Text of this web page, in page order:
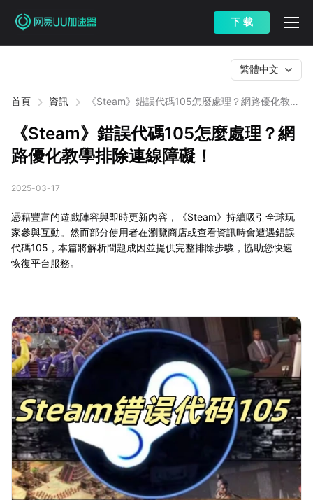
下 载
首頁 資訊
《Steam》錯誤代碼105怎麼處理？網路優化教學
繁體中文
《Steam》錯誤代碼105怎麼處理？網
路優化教學排除連線障礙！
2025-03-17
憑藉豐富的遊戲陣容與即時更新內容，《Steam》持續吸引全球玩
家參與互動。然而部分使用者在瀏覽商店或查看資訊時會遭遇錯誤
代碼105，本篇將解析問題成因並提供完整排除步驟，協助您快速
恢復平台服務。